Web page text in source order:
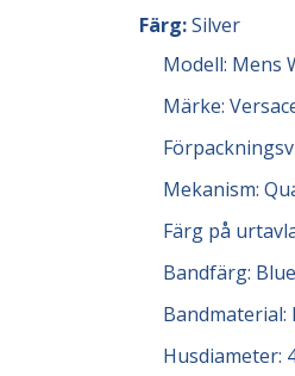
Färg:Silver
Modell: Mens
Märke:
Mekanism:
Färg på
Bandfärg:
Bandmaterial:
Husdiameter: